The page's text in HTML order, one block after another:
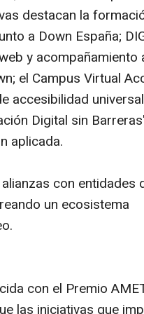
destacan la
a Down España;
y acompañamiento
el Campus Virtual
accesibilidad
Digital sin
aplicada.
con entidades
un ecosistema
con el Premio
las iniciativas que